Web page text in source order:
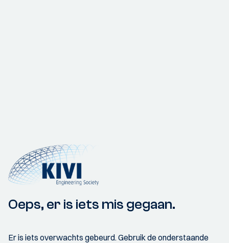
Oeps, er is iets mis gegaan.
Er is iets overwachts gebeurd. Gebruik de onderstaande